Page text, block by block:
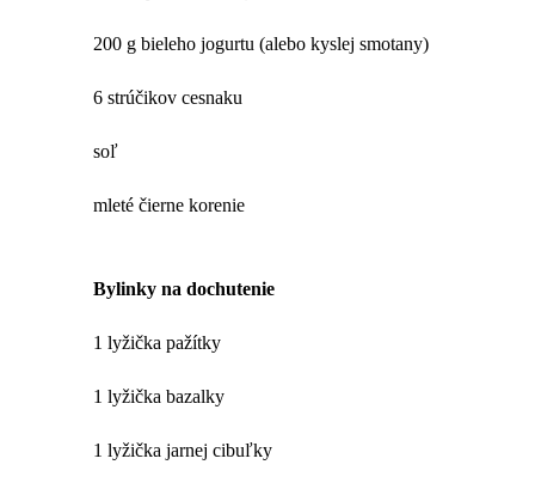
200 g bieleho jogurtu (alebo kyslej smotany)
6 strúčikov cesnaku
soľ
mleté čierne korenie
Bylinky na dochutenie
1 lyžička pažítky
1 lyžička bazalky
1 lyžička jarnej cibuľky